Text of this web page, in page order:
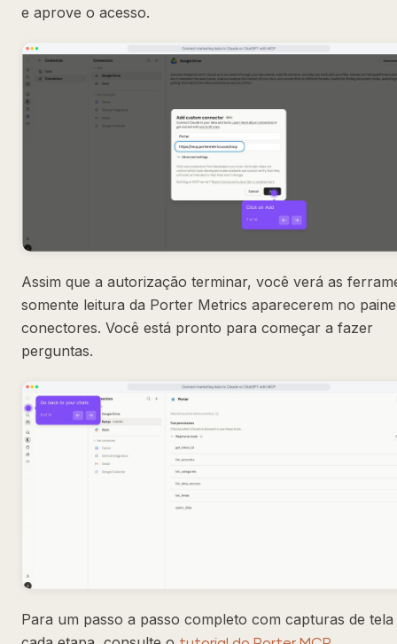
e aprove o acesso.
Assim que a autorização terminar, você verá as
somente leitura da Porter Metrics aparecerem no
conectores. Você está pronto para começar a fazer
perguntas.
Para um passo a passo completo com capturas de tela